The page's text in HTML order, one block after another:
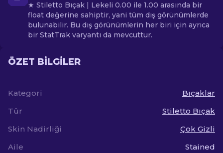
★ Stiletto Bıçak | Lekeli 0.00 ile 1.00 arasında bir
float değerine sahiptir, yani tüm dış görünümlerde
bulunabilir. Bu dış görünümlerin her biri için ayrıca
bir StatTrak varyantı da mevcuttur.
ÖZET BILGILER
Kategori
Bıçaklar
Tür
Stiletto Bıçak
Skin Nadirliği
Çok Gizli
Aile
Stained